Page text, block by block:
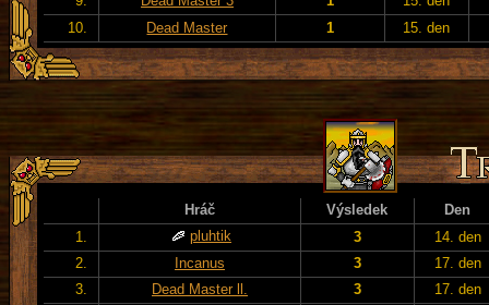
10.
Dead Master 1 15. den
Hráč Výsledek
Den
1.
pluhtik 3
14. den
2.
Incanus 3
17. den
3.
Dead Master ll. 3
17. den